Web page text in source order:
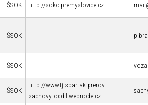
ŠSOK http://sokolpremyslovice.cz
ŠSOK
ŠSOK
ŠSOK
http://www.tj-spartak-prerov--
sachovy-oddil.webnode.cz